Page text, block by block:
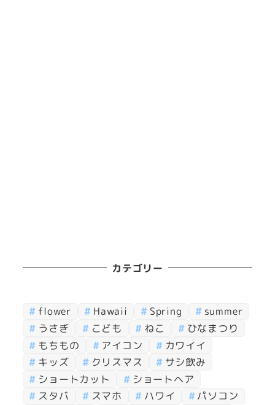
カテゴリー
flower Hawaii Spring
summer
うさぎ
こども ねこ
ひなまつり
もちもの
アイコン
カワイイ
キッズ
クリスマス
サシ飲み
ショートカット
ショートヘア
スタバ
スマホ ハワイ
パソコン